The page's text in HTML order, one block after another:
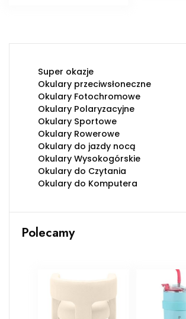
Super okazje
Okulary przeciwsłoneczne
Okulary Fotochromowe
Okulary Polaryzacyjne
Okulary Sportowe
Okulary Rowerowe
Okulary do jazdy nocą
Okulary Wysokogórskie
Okulary do Czytania
Okulary do Komputera
Polecamy